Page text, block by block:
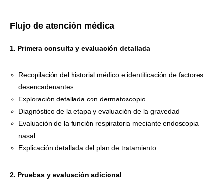
Flujo de atención médica
1. Primera consulta y evaluación detallada
Recopilación del historial médico e identificación de factores
desencadenantes
Exploración detallada con dermatoscopio
Diagnóstico de la etapa y evaluación de la gravedad
Evaluación de la función respiratoria mediante endoscopia
nasal
Explicación detallada del plan de tratamiento
2. Pruebas y evaluación adicional